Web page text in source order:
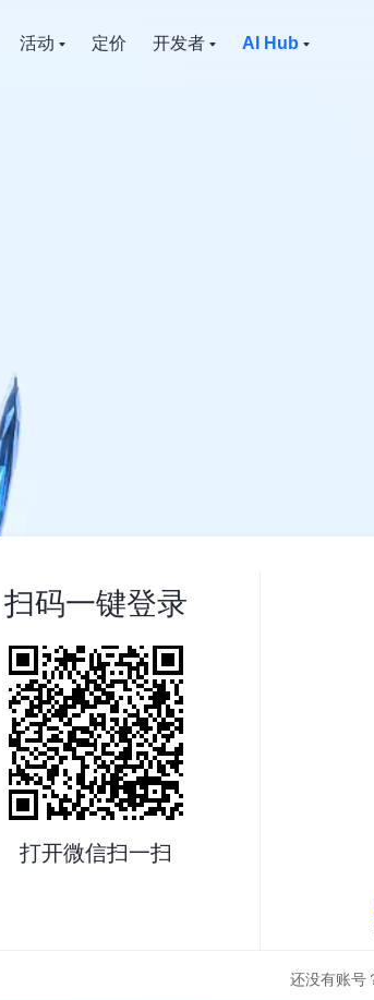
活动 定价 开发者 AI Hub
扫码一键登录
打开微信扫一扫
还没有账号